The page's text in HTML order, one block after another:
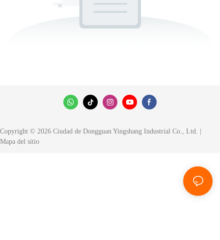
Copyright © 2026 Ciudad de Dongguan Yingshang Industrial Co., Ltd. |
Mapa del sitio